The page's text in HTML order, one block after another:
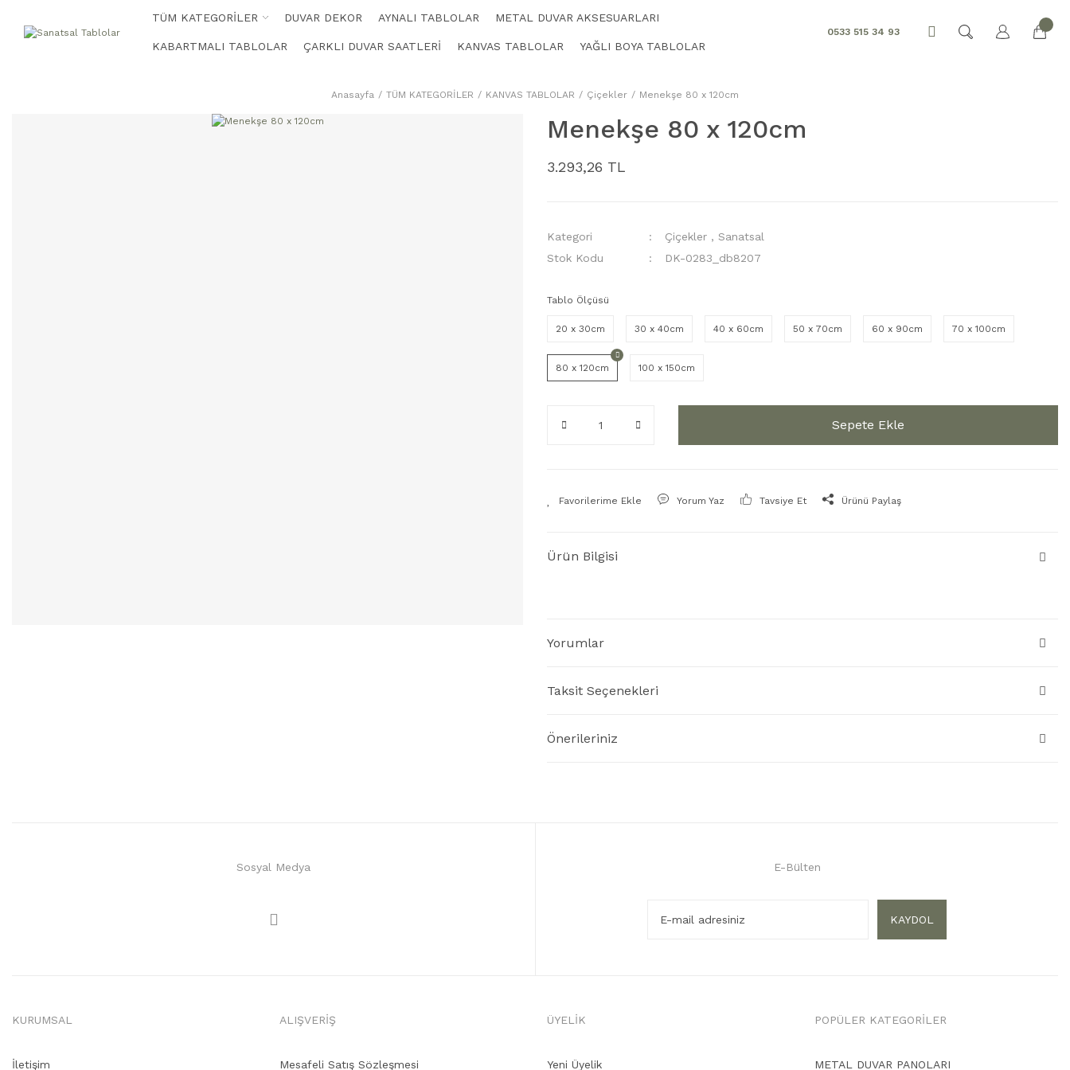
TÜM KATEGORİLER DUVAR DEKOR AYNALI TABLOLAR METAL DUVAR AKSESUARLARI
KABARTMALI TABLOLAR ÇARKLI DUVAR SAATLERİ KANVAS TABLOLAR YAĞLI BOYA TABLOLAR
0533 515 34 93
Anasayfa TÜM KATEGORİLER KANVAS TABLOLAR Çiçekler Menekşe 80 x 120cm
Menekşe 80 x 120cm
3.293,26 TL
Kategori Çiçekler ,Sanatsal
Stok Kodu
DK-0283_db8207
Tablo Ölçüsü
20 x 30cm 30 x 40cm 40 x 60cm 50 x 70cm 60 x 90cm 70 x 100cm
80 x 120cm 100 x 150cm
Sepete Ekle
Yorum Yaz Tavsiye Et Ürünü Paylaş
Ürün Bilgisi
Yorumlar
Taksit Seçenekleri
Önerileriniz
Sosyal Medya E-Bülten
KAYDOL
KURUMSAL
İletişim
ALIŞVERİŞ
Mesafeli Satış Sözleşmesi
ÜYELİK
Yeni Üyelik
POPÜLER KATEGORİLER
METAL DUVAR PANOLARI